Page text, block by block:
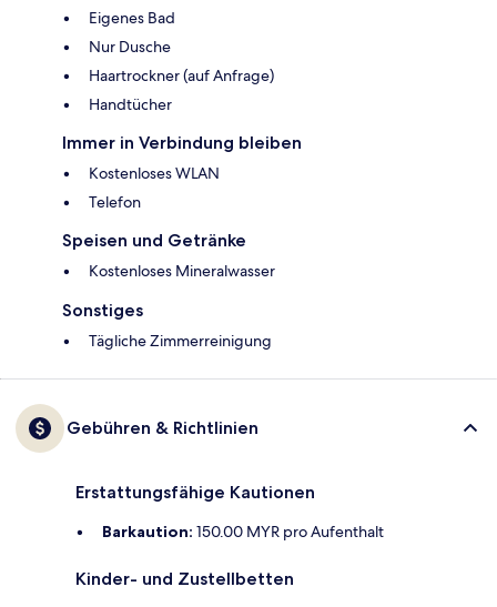
Eigenes Bad
Nur Dusche
Haartrockner (auf Anfrage)
Handtücher
Immer in Verbindung bleiben
Kostenloses WLAN
Telefon
Speisen und Getränke
Kostenloses Mineralwasser
Sonstiges
Tägliche Zimmerreinigung
Gebühren & Richtlinien
Erstattungsfähige Kautionen
Barkaution: 150.00 MYR pro Aufenthalt
Kinder- und Zustellbetten